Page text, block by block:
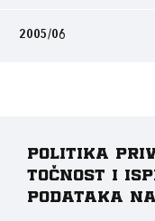
2005/06
Politika
točnost i
podataka